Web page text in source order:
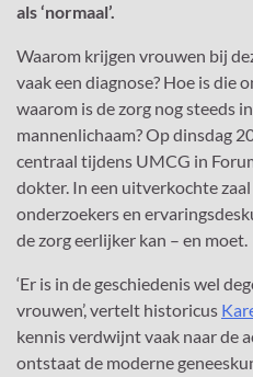
als ‘normaal’.
Waarom krijgen vrouwen bij
vaak een diagnose? Hoe is die
waarom is de zorg nog steeds
mannenlichaam? Op dinsdag
centraal tijdens UMCG in
dokter. In een uitverkochte
onderzoekers en
de zorg eerlijker kan – en moet.
‘Er is in de geschiedenis wel
vrouwen’, vertelt historicus
kennis verdwijnt vaak naar de
ontstaat de moderne